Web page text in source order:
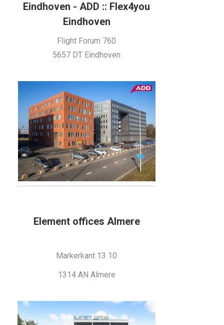
Eindhoven - ADD :: Flex4you
Eindhoven
Flight Forum 760
5657 DT Eindhoven
Element offices Almere
Markerkant 13 10
1314 AN Almere